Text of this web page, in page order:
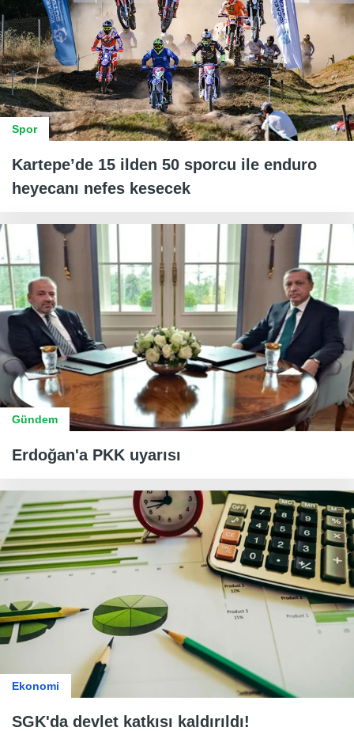
Spor
Kartepe’de 15 ilden 50 sporcu ile enduro
heyecanı nefes kesecek
Gündem
Erdoğan'a PKK uyarısı
Ekonomi
SGK'da devlet katkısı kaldırıldı!